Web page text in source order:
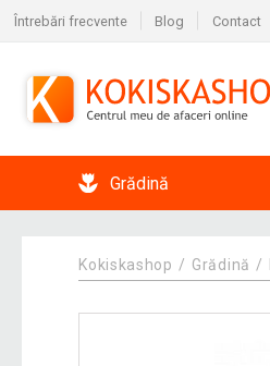
Întrebări frecvente Blog Contact
Grădină
Kokiskashop Grădină